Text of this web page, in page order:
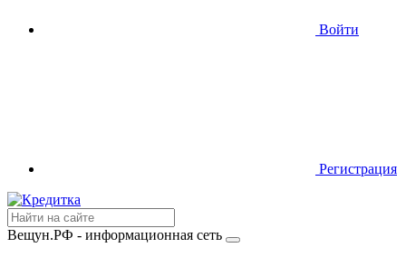
Войти
Регистрация
Вещун.РФ - информационная сеть